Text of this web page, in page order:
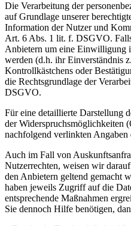
Die Verarbeitung der
auf Grundlage unserer
Information der Nutzer und
Art. 6 Abs. 1 lit. f. DSGVO.
Anbietern um eine Einwilligung
werden (d.h. ihr Einverständnis
Kontrollkästchens oder
die Rechtsgrundlage der
DSGVO.
Für eine detaillierte Darstellung
der Widerspruchsmöglichkeiten
nachfolgend verlinkten Angaben
Auch im Fall von
Nutzerrechten, weisen wir
den Anbietern geltend gemacht
haben jeweils Zugriff auf die
entsprechende Maßnahmen
Sie dennoch Hilfe benötigen,